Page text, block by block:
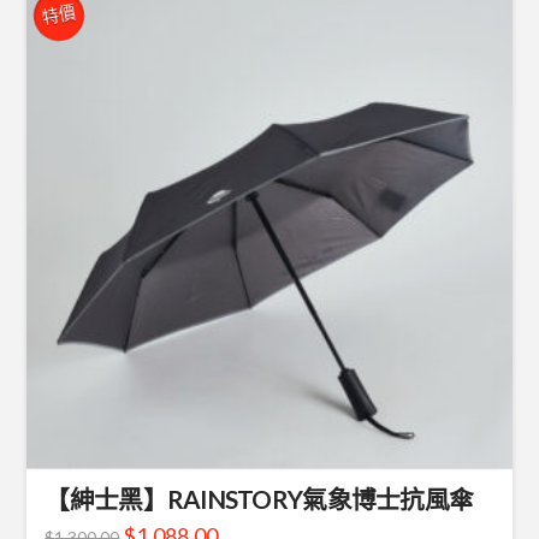
特價
【紳士黑】RAINSTORY氣象博士抗風傘